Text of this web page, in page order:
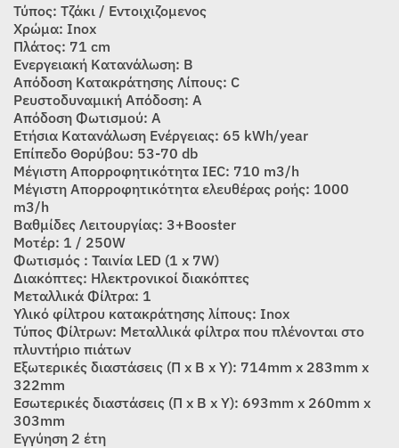
Τύπος: Τζάκι / Εντοιχιζομενος
Χρώμα: Inox
Πλάτος: 71 cm
Ενεργειακή Κατανάλωση: Β
Απόδοση Κατακράτησης Λίπους: C
Ρευστοδυναμική Απόδοση: Α
Απόδοση Φωτισμού: Α
Ετήσια Κατανάλωση Ενέργειας: 65 kWh/year
Επίπεδο Θορύβου: 53-70 db
Μέγιστη Απορροφητικότητα IEC: 710 m3/h
Μέγιστη Απορροφητικότητα ελευθέρας ροής: 1000
m3/h
Βαθμίδες Λειτουργίας: 3+Booster
Μοτέρ: 1 / 250W
Φωτισμός : Ταινία LED (1 x 7W)
Διακόπτες: Ηλεκτρονικοί διακόπτες
Μεταλλικά Φίλτρα: 1
Υλικό φίλτρου κατακράτησης λίπους: Inox
Τύπος Φίλτρων: Μεταλλικά φίλτρα που πλένονται στο
πλυντήριο πιάτων
Εξωτερικές διαστάσεις (Π x Β x Υ): 714mm x 283mm x
322mm
Εσωτερικές διαστάσεις (Π x Β x Υ): 693mm x 260mm x
303mm
Εγγύηση 2 έτη